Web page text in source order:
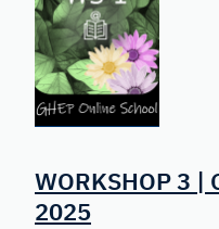
WORKSHOP 3 |
2025